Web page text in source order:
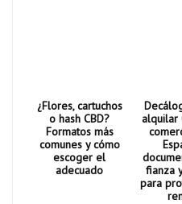
¿Flores, cartuchos
o hash CBD?
Formatos más
comunes y cómo
escoger el
adecuado
alquilar
fianza
para